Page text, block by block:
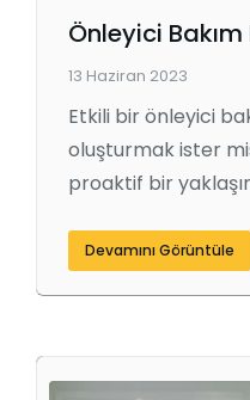
Önleyici
13 Haziran 2023
Etkili bir önleyici
oluşturmak ister
proaktif bir
Devamını Görüntüle